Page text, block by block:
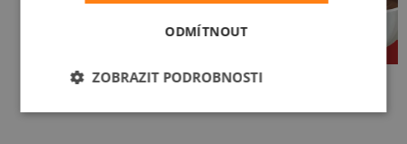
ODMÍTNOUT
ZOBRAZIT PODROBNOSTI